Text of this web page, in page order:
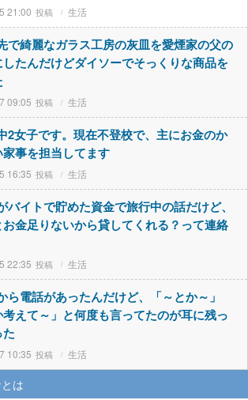
21:00 生活
で綺麗なガラス工房の灰皿を愛煙家の父の
たんだけどダイソーでそっくりな商品を
09:05 生活
2女子です。現在不登校で、主にお金のか
事を担当してます
16:35 生活
バイトで貯めた資金で旅行中の話だけど、
金足りないから貸してくれる？って連絡
22:35 生活
ら電話があったんだけど、「～とか～」
考えて～」と何度も言ってたのが耳に残っ
10:35 生活
は